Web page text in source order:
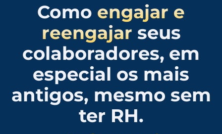
Como engajar e
reengajar seus
colaboradores, em
especial os mais
antigos, mesmo sem
ter RH.